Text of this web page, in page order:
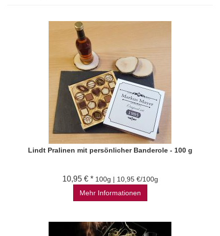
Lindt Pralinen mit persönlicher Banderole - 100 g
10,95 € * 100g | 10,95 €/100g
Mehr Informationen